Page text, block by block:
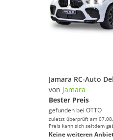
von Jamara
Bester Preis
gefunden bei OTTO
zuletzt überprüft am
Preis kann sich seitdem
Keine weiteren